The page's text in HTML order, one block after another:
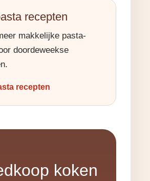
recepten
makkelijke pasta-
doordeweekse
recepten
koken